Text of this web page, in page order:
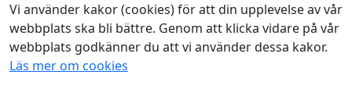
Vi använder kakor (cookies) för att din upplevelse av vår
webbplats ska bli bättre. Genom att klicka vidare på vår
webbplats godkänner du att vi använder dessa kakor.
Läs mer om cookies